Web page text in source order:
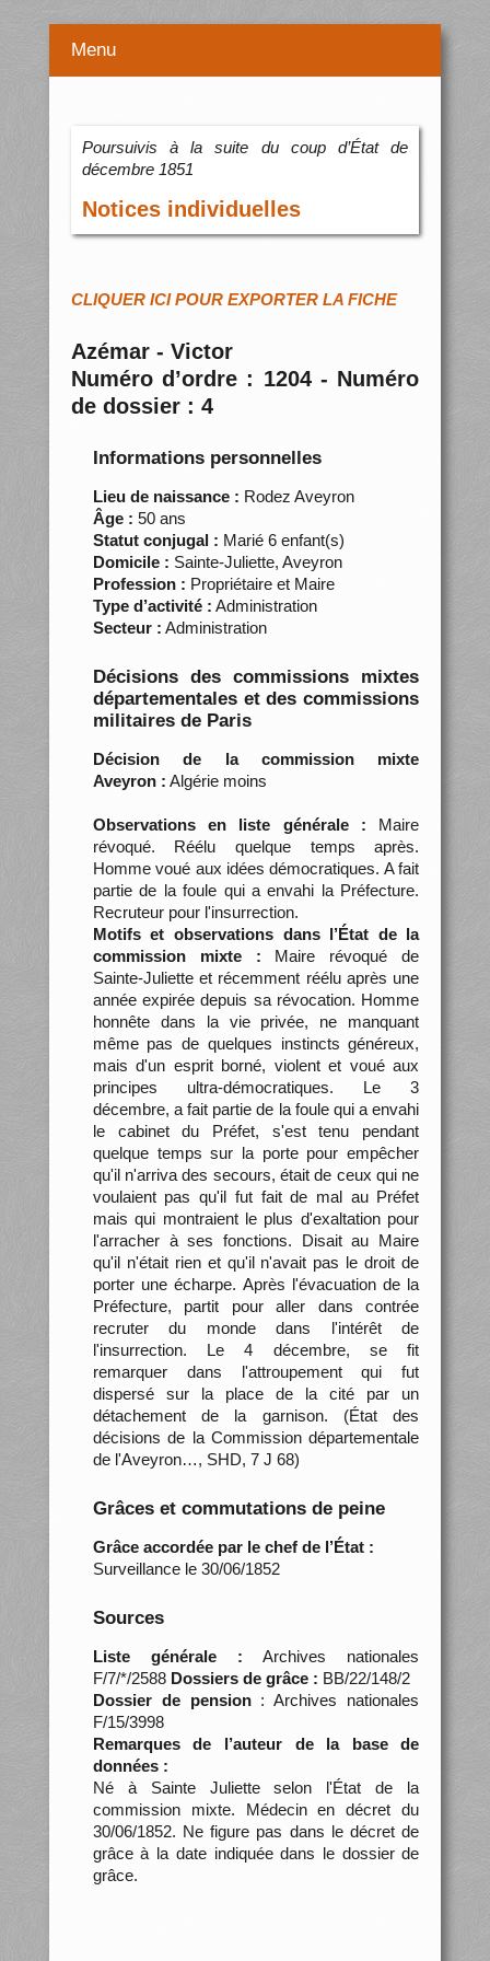
Menu
Poursuivis à la suite du coup d’État de
décembre 1851
Notices individuelles
CLIQUER ICI POUR EXPORTER LA FICHE
Azémar - Victor
Numéro d’ordre : 1204 - Numéro
de dossier : 4
Informations personnelles
Lieu de naissance : Rodez Aveyron
Âge : 50 ans
Statut conjugal : Marié 6 enfant(s)
Domicile : Sainte-Juliette, Aveyron
Profession : Propriétaire et Maire
Type d’activité : Administration
Secteur : Administration
Décisions des commissions mixtes
départementales et des commissions
militaires de Paris
Décision de la commission mixte
Aveyron : Algérie moins
Observations en liste générale : Maire
révoqué. Réélu quelque temps après.
Homme voué aux idées démocratiques. A fait
partie de la foule qui a envahi la Préfecture.
Recruteur pour l'insurrection.
Motifs et observations dans l’État de la
commission mixte : Maire révoqué de
Sainte-Juliette et récemment réélu après une
année expirée depuis sa révocation. Homme
honnête dans la vie privée, ne manquant
même pas de quelques instincts généreux,
mais d'un esprit borné, violent et voué aux
principes ultra-démocratiques. Le 3
décembre, a fait partie de la foule qui a envahi
le cabinet du Préfet, s'est tenu pendant
quelque temps sur la porte pour empêcher
qu'il n'arriva des secours, était de ceux qui ne
voulaient pas qu'il fut fait de mal au Préfet
mais qui montraient le plus d'exaltation pour
l'arracher à ses fonctions. Disait au Maire
qu'il n'était rien et qu'il n'avait pas le droit de
porter une écharpe. Après l'évacuation de la
Préfecture, partit pour aller dans contrée
recruter du monde dans l'intérêt de
l'insurrection. Le 4 décembre, se fit
remarquer dans l'attroupement qui fut
dispersé sur la place de la cité par un
détachement de la garnison. (État des
décisions de la Commission départementale
de l'Aveyron…, SHD, 7 J 68)
Grâces et commutations de peine
Grâce accordée par le chef de l’État :
Surveillance le 30/06/1852
Sources
Liste générale : Archives nationales
F/7/*/2588 Dossiers de grâce : BB/22/148/2
Dossier de pension: Archives nationales
F/15/3998
Remarques de l’auteur de la base de
données :
Né à Sainte Juliette selon l'État de la
commission mixte. Médecin en décret du
30/06/1852. Ne figure pas dans le décret de
grâce à la date indiquée dans le dossier de
grâce.